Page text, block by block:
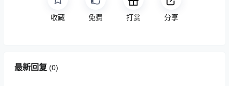
收藏 免费 打赏 分享
最新回复 (0)